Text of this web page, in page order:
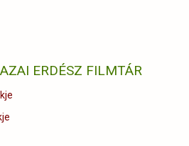
ERDÉSZ FILMTÁR